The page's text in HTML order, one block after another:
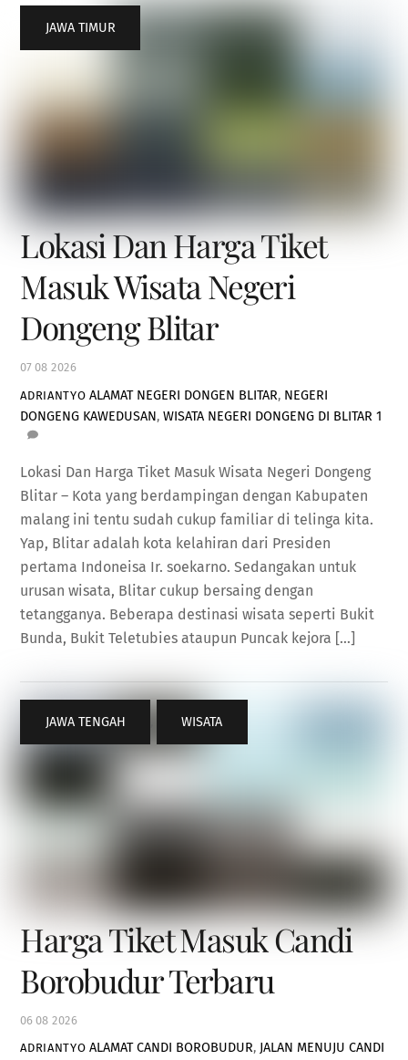
07 08 2026
Lokasi Dan Harga Tiket
Masuk Wisata Negeri
Dongeng Blitar
ADRIANTYO
JAWA TIMUR
ALAMAT NEGERI DONGEN BLITAR, NEGERI
DONGENG KAWEDUSAN,WISATA NEGERI DONGENG DI BLITAR 1
Lokasi Dan Harga Tiket Masuk Wisata Negeri Dongeng
Blitar – Kota yang berdampingan dengan Kabupaten
malang ini tentu sudah cukup familiar di telinga kita.
Yap, Blitar adalah kota kelahiran dari Presiden
pertama Indoneisa Ir. soekarno. Sedangakan untuk
urusan wisata, Blitar cukup bersaing dengan
tetangganya. Beberapa destinasi wisata seperti Bukit
Bunda, Bukit Teletubies ataupun Puncak kejora […]
06 08 2026
Harga Tiket Masuk Candi
Borobudur Terbaru
ADRIANTYO
JAWA TENGAH WISATA
ALAMAT CANDI BOROBUDUR, JALAN MENUJU CANDI